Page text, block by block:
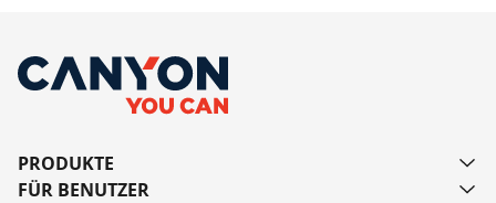
PRODUKTE
FÜR BENUTZER